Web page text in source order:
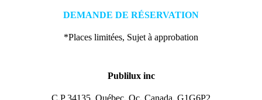
DEMANDE DE RÉSERVATION
*Places limitées, Sujet à approbation
Publilux inc